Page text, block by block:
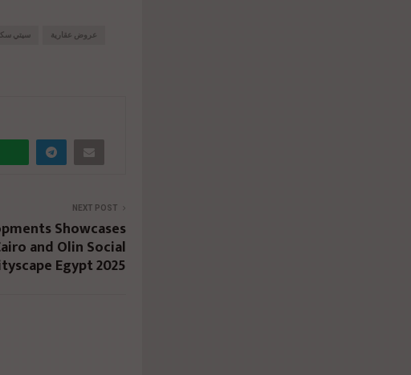
سيتي سكيب عروض عقارية
NEXT POST
Showcases
and Olin Social
Egypt 2025